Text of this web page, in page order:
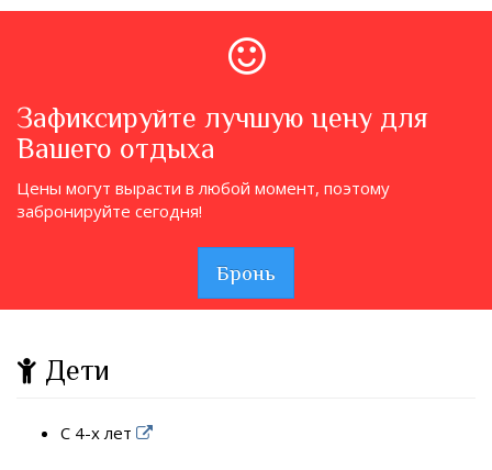
Зафиксируйте лучшую цену для
Вашего отдыха
Цены могут вырасти в любой момент, поэтому
забронируйте сегодня!
Бронь
Дети
С 4-х лет